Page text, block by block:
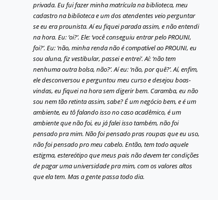
privada. Eu fui fazer minha matrícula na biblioteca, meu
cadastro na biblioteca e um dos atendentes veio perguntar
se eu era prounista. Aí eu fiquei parada assim, e não entendi
na hora. Eu: ‘oi?’. Ele: ‘você conseguiu entrar pelo PROUNI,
foi?’. Eu: ‘não, minha renda não é compatível ao PROUNI, eu
sou aluna, fiz vestibular, passei e entrei’. Aí: ‘não tem
nenhuma outra bolsa, não?’. Aí eu: ‘não, por quê?’. Aí, enfim,
ele desconversou e perguntou meu curso e desejou boas-
vindas, eu fiquei na hora sem digerir bem. Caramba, eu não
sou nem tão retinta assim, sabe? É um negócio bem, e é um
ambiente, eu tô falando isso no caso acadêmico, é um
ambiente que não foi, eu já falei isso também, não foi
pensado pra mim. Não foi pensado pras roupas que eu uso,
não foi pensado pro meu cabelo. Então, tem todo aquele
estigma, estereótipo que meus pais não devem ter condições
de pagar uma universidade pra mim, com os valores altos
que ela tem. Mas a gente passa todo dia.